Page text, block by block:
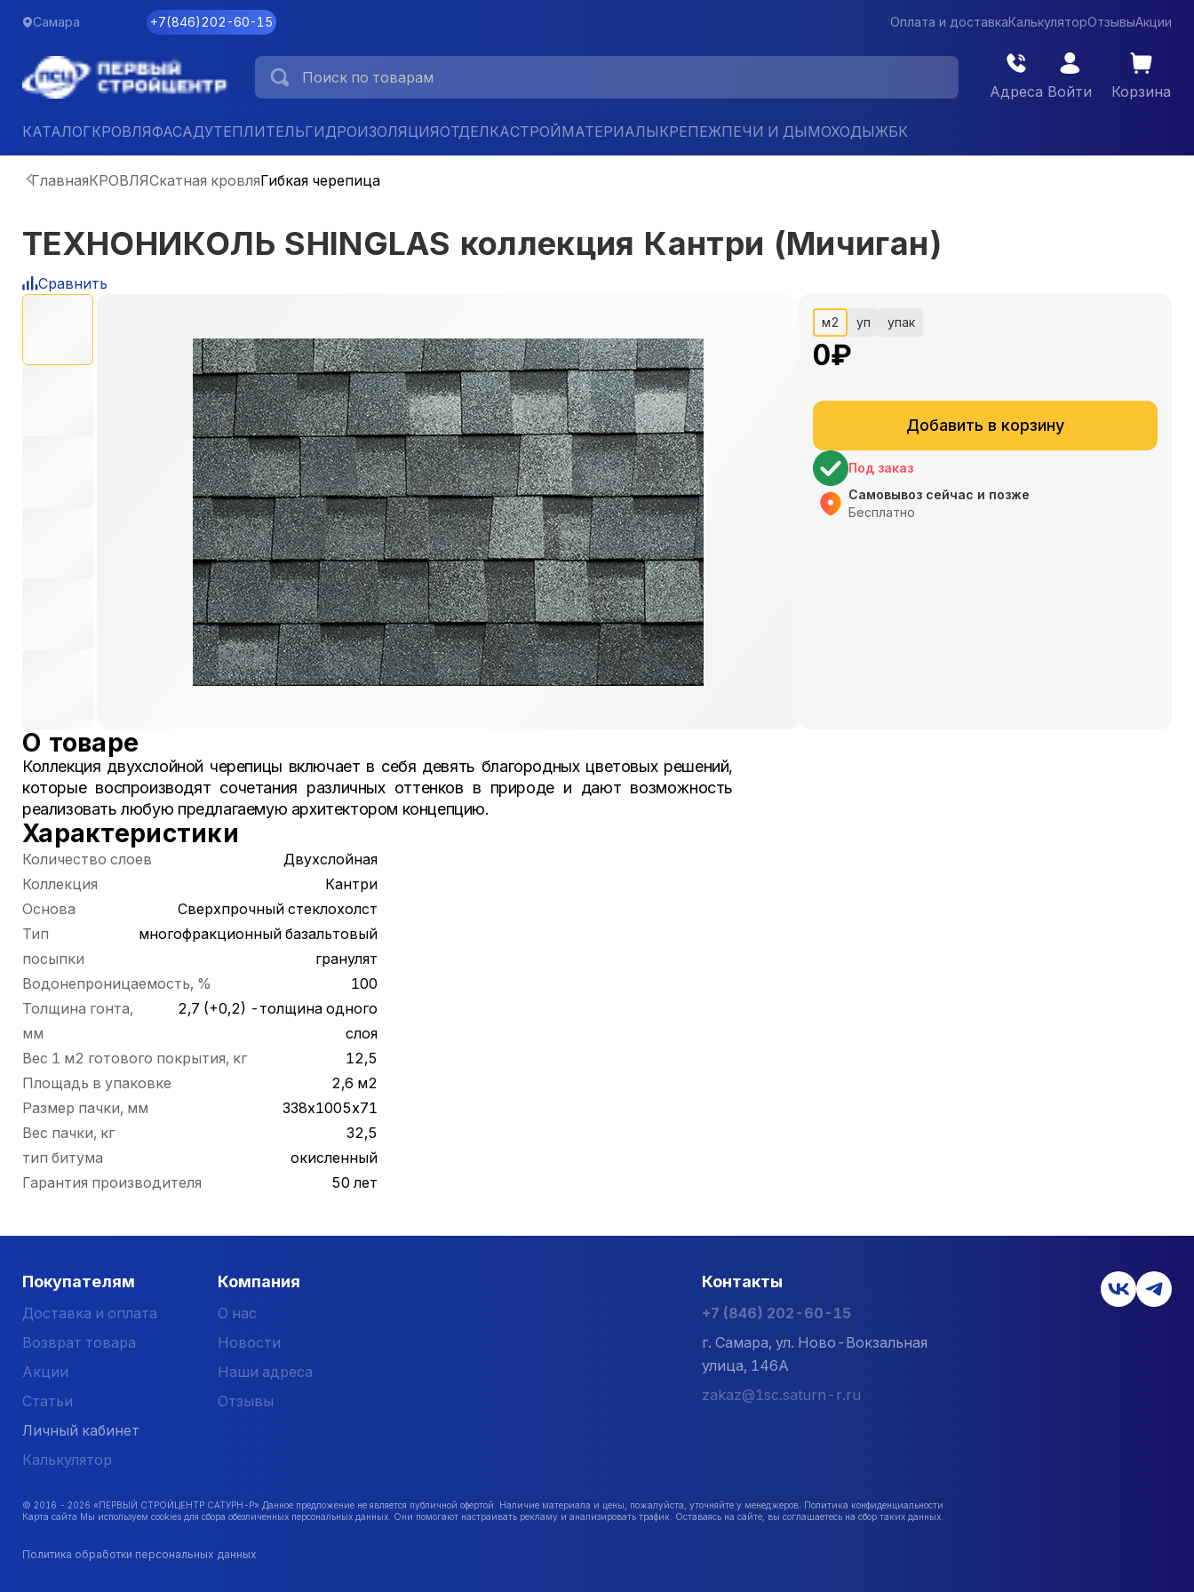
Самара +7(846)202-60-15 Оплата и доставкаКалькуляторОтзывыАкции
Адреса Войти Корзина
КАТАЛОГКРОВЛЯФАСАДУТЕПЛИТЕЛЬГИДРОИЗОЛЯЦИЯОТДЕЛКАСТРОЙМАТЕРИАЛЫКРЕПЕЖПЕЧИ И ДЫМОХОДЫЖБК
ГлавнаяКРОВЛЯСкатная кровляГибкая черепица
ТЕХНОНИКОЛЬ SHINGLAS коллекция Кантри (Мичиган)
Сравнить
м2 уп упак
0₽
Добавить в корзину
Под заказ
Самовывоз сейчас и позже
Бесплатно
О товаре
Коллекция двухслойной черепицы включает в себя девять благородных цветовых решений,
которые воспроизводят сочетания различных оттенков в природе и дают возможность
реализовать любую предлагаемую архитектором концепцию.
Характеристики
Количество слоев
Двухслойная
Коллекция
Кантри
Основа
Сверхпрочный стеклохолст
Тип
посыпки
многофракционный базальтовый
гранулят
Водонепроницаемость, %
100
Толщина гонта,
мм
2,7 (+0,2) -толщина одного
слоя
Вес 1 м2 готового покрытия, кг
12,5
Площадь в упаковке
2,6 м2
Размер пачки, мм
338х1005х71
Вес пачки, кг
32,5
тип битума
окисленный
Гарантия производителя
50 лет
Покупателям
Доставка и оплата
Возврат товара
Акции
Статьи
Личный кабинет
Калькулятор
Компания
О нас
Новости
Наши адреса
Отзывы
Контакты
+7 (846) 202-60-15
г. Самара, ул. Ново-Вокзальная
улица, 146А
zakaz@1sc.saturn-r.ru
© 2016 - 2026 «ПЕРВЫЙ СТРОЙЦЕНТР САТУРН-Р» Данное предложение не является публичной офертой. Наличие материала и цены, пожалуйста, уточняйте у менеджеров. Политика конфиденциальности
Карта сайта Мы используем cookies для сбора обезличенных персональных данных. Они помогают настраивать рекламу и анализировать трафик. Оставаясь на сайте, вы соглашаетесь на сбор таких данных.
Политика обработки персональных данных